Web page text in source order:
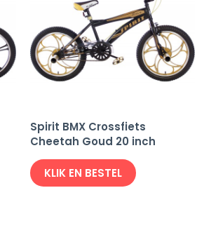
Spirit BMX Crossfiets
Cheetah Goud 20 inch
KLIK EN BESTEL